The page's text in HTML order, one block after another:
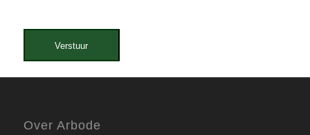
Verstuur
Over Arbode